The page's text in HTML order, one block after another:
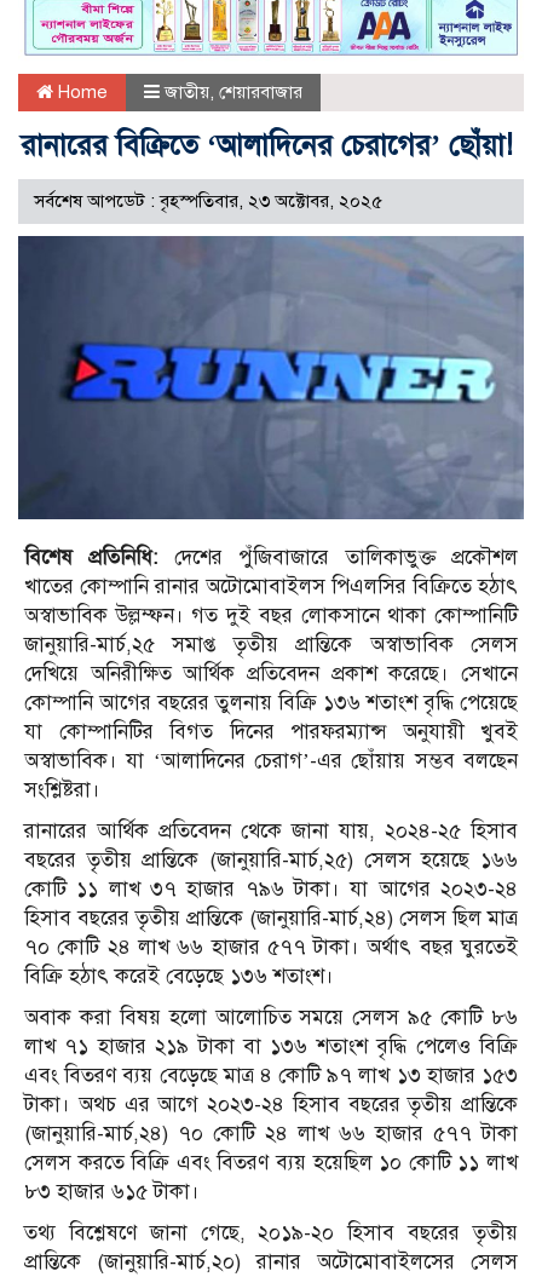
Home জাতীয় শেয়ারবাজার
রানারের বিক্রিতে ‘আলাদিনের চেরাগের’ ছোঁয়া!
সর্বশেষ আপডেট : বৃহস্পতিবার, ২৩ অক্টোবর, ২০২৫
বিশেষ প্রতিনিধি: দেশের পুঁজিবাজারে তালিকাভুক্ত প্রকৌশল
খাতের কোম্পানি রানার অটোমোবাইলস পিএলসির বিক্রিতে হঠাৎ
অস্বাভাবিক উল্লম্ফন। গত দুই বছর লোকসানে থাকা কোম্পানিটি
জানুয়ারি-মার্চ,২৫ সমাপ্ত তৃতীয় প্রান্তিকে অস্বাভাবিক সেলস
দেখিয়ে অনিরীক্ষিত আর্থিক প্রতিবেদন প্রকাশ করেছে। সেখানে
কোম্পানি আগের বছরের তুলনায় বিক্রি ১৩৬ শতাংশ বৃদ্ধি পেয়েছে
যা কোম্পানিটির বিগত দিনের পারফরম্যান্স অনুযায়ী খুবই
অস্বাভাবিক। যা ‘আলাদিনের চেরাগ’-এর ছোঁয়ায় সম্ভব বলছেন
সংশ্লিষ্টরা।
রানারের আর্থিক প্রতিবেদন থেকে জানা যায়, ২০২৪-২৫ হিসাব
বছরের তৃতীয় প্রান্তিকে (জানুয়ারি-মার্চ,২৫) সেলস হয়েছে ১৬৬
কোটি ১১ লাখ ৩৭ হাজার ৭৯৬ টাকা। যা আগের ২০২৩-২৪
হিসাব বছরের তৃতীয় প্রান্তিকে (জানুয়ারি-মার্চ,২৪) সেলস ছিল মাত্র
৭০ কোটি ২৪ লাখ ৬৬ হাজার ৫৭৭ টাকা। অর্থাৎ বছর ঘুরতেই
বিক্রি হঠাৎ করেই বেড়েছে ১৩৬ শতাংশ।
অবাক করা বিষয় হলো আলোচিত সময়ে সেলস ৯৫ কোটি ৮৬
লাখ ৭১ হাজার ২১৯ টাকা বা ১৩৬ শতাংশ বৃদ্ধি পেলেও বিক্রি
এবং বিতরণ ব্যয় বেড়েছে মাত্র ৪ কোটি ৯৭ লাখ ১৩ হাজার ১৫৩
টাকা। অথচ এর আগে ২০২৩-২৪ হিসাব বছরের তৃতীয় প্রান্তিকে
(জানুয়ারি-মার্চ,২৪) ৭০ কোটি ২৪ লাখ ৬৬ হাজার ৫৭৭ টাকা
সেলস করতে বিক্রি এবং বিতরণ ব্যয় হয়েছিল ১০ কোটি ১১ লাখ
৮৩ হাজার ৬১৫ টাকা।
তথ্য বিশ্লেষণে জানা গেছে, ২০১৯-২০ হিসাব বছরের তৃতীয়
প্রান্তিকে (জানুয়ারি-মার্চ,২০) রানার অটোমোবাইলসের সেলস